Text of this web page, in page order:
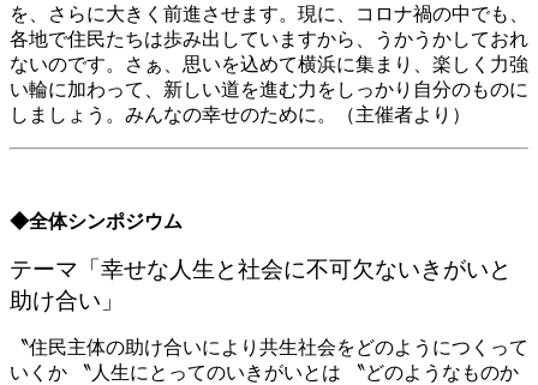
を、さらに大きく前進させます。現に、コロナ禍の中でも、
各地で住民たちは歩み出していますから、うかうかしておれ
ないのです。さぁ、思いを込めて横浜に集まり、楽しく力強
い輪に加わって、新しい道を進む力をしっかり自分のものに
しましょう。みんなの幸せのために。（主催者より）
◆全体シンポジウム
テーマ「幸せな人生と社会に不可欠ないきがいと
助け合い」
〝住民主体の助け合いにより共生社会をどのようにつくって
いくか 〝人生にとってのいきがいとは 〝どのようなものか